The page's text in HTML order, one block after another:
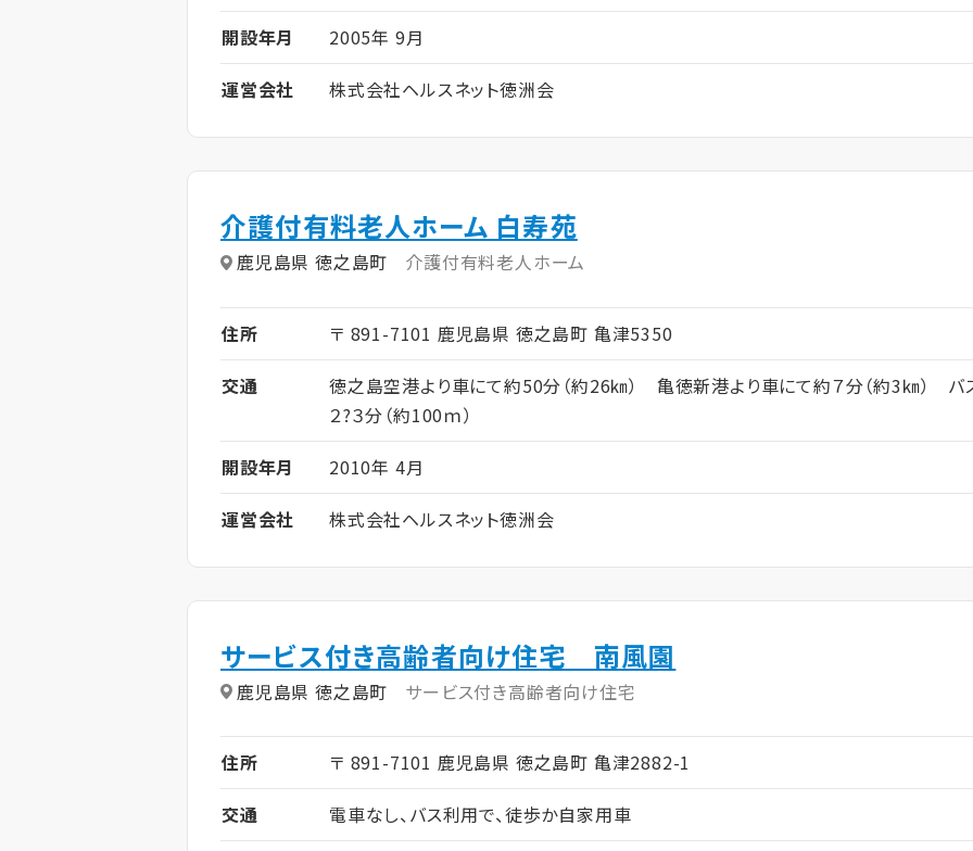
開設年月
2005年 9月
運営会社
株式会社ヘルスネット徳洲会
介護付有料老人ホーム 白寿苑
鹿児島県 徳之島町 介護付有料老人ホーム
住所
〒 891-7101 鹿児島県 徳之島町 亀津5350
交通
徳之島空港より車にて約50分（約26㎞） 亀徳新港より車にて約７分（約3㎞） バ
２?３分（約100ｍ）
開設年月
2010年 4月
運営会社
株式会社ヘルスネット徳洲会
サービス付き高齢者向け住宅 南風園
鹿児島県 徳之島町 サービス付き高齢者向け住宅
住所
〒 891-7101 鹿児島県 徳之島町 亀津2882-1
交通
電車なし、バス利用で、徒歩か自家用車